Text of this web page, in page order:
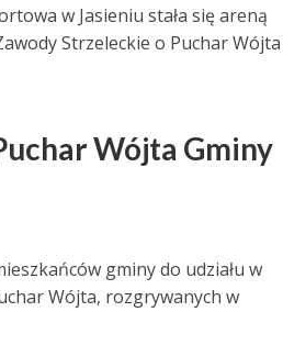
w Jasieniu stała się areną
Strzeleckie o Puchar Wójta
Wójta Gminy
gminy do udziału w
Wójta, rozgrywanych w